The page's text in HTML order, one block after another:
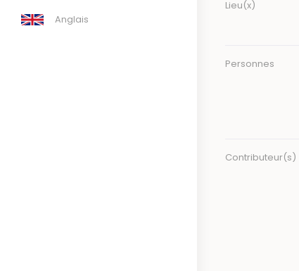
Anglais
Lieu(x)
Personnes
Contributeur(s)